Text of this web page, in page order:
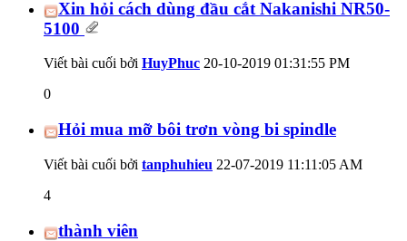
Xin hỏi cách dùng đầu cắt Nakanishi NR50-
5100
Viết bài cuối bởi HuyPhuc 20-10-2019 01:31:55 PM
0
Hỏi mua mỡ bôi trơn vòng bi spindle
Viết bài cuối bởi tanphuhieu 22-07-2019 11:11:05 AM
4
thành viên